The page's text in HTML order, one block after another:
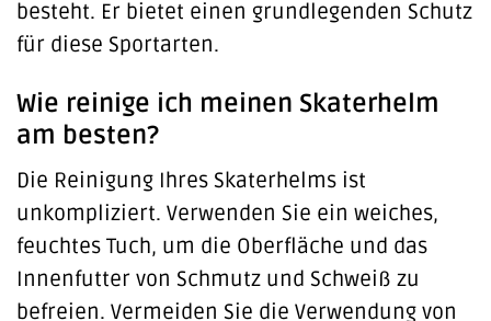
besteht. Er bietet einen grundlegenden Schutz
für diese Sportarten.
Wie reinige ich meinen Skaterhelm
am besten?
Die Reinigung Ihres Skaterhelms ist
unkompliziert. Verwenden Sie ein weiches,
feuchtes Tuch, um die Oberfläche und das
Innenfutter von Schmutz und Schweiß zu
befreien. Vermeiden Sie die Verwendung von